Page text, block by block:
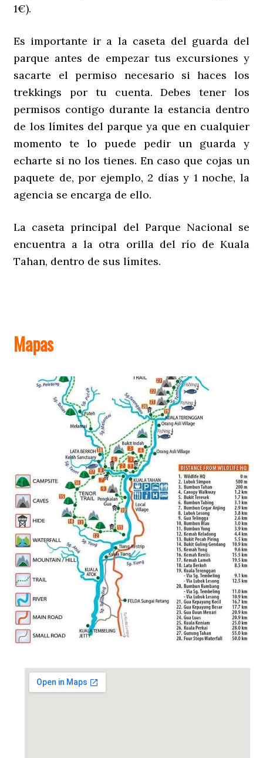
1€).
Es importante ir a la caseta del guarda del
parque antes de empezar tus excursiones y
sacarte el permiso necesario si haces los
trekkings por tu cuenta. Debes tener los
permisos contigo durante la estancia dentro
de los límites del parque ya que en cualquier
momento te lo puede pedir un guarda y
echarte si no los tienes. En caso que cojas un
paquete de, por ejemplo, 2 días y 1 noche, la
agencia se encarga de ello.
La caseta principal del Parque Nacional se
encuentra a la otra orilla del río de Kuala
Tahan, dentro de sus límites.
Mapas